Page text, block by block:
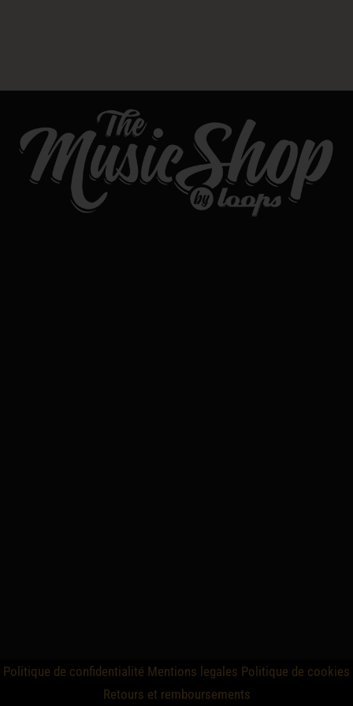
Politique de confidentialité Mentions legales Politique de cookies
Retours et remboursements